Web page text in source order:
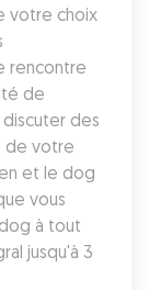
votre choix
rencontre
de
des
de votre
et le dog
vous
à tout
jusqu'à 3